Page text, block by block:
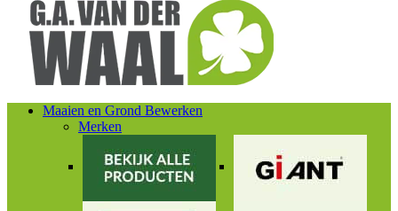
Maaien en Grond Bewerken
Merken